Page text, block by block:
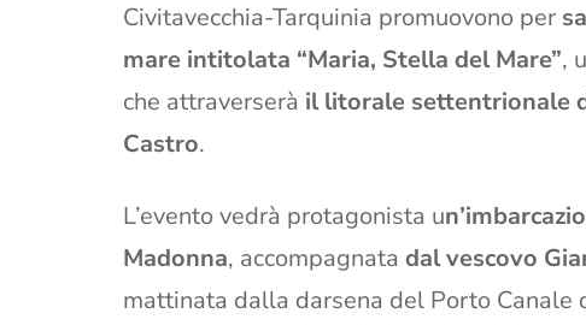
Civitavecchia-Tarquinia promuovono per
mare intitolata “Maria, Stella del Mare”,
che attraverserà il litorale settentrionale
Castro.
L’evento vedrà protagonista u
Madonna, accompagnata dal vescovo
mattinata dalla darsena del Porto Canale